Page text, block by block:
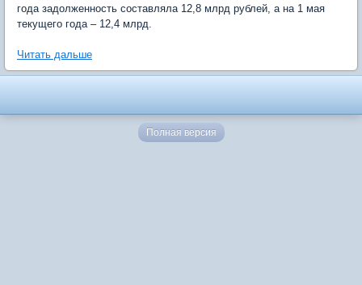
года задолженность составляла 12,8 млрд рублей, а на 1 мая
текущего года – 12,4 млрд.
Читать дальше
Полная версия